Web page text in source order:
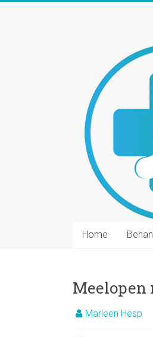
Home
Meelopen
Marleen Hesp